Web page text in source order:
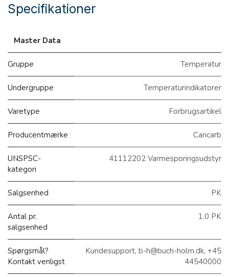
Specifikationer
Master Data
Gruppe Temperatur
Undergruppe Temperaturindikatorer
Varetype Forbrugsartikel
Producentmærke Cancarb
UNSPSC-
kategori
41112202 Varmesporingsudstyr
Salgsenhed PK
Antal pr.
salgsenhed
1.0 PK
Spørgsmål?
Kontakt venligst
Kundesupport, b-h@buch-holm.dk, +45
44540000